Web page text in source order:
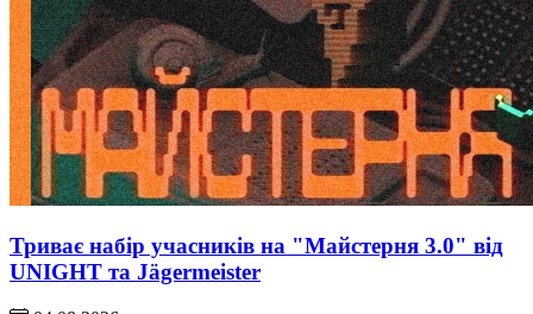
Триває набір учасників на "Майстерня 3.0" від
UNIGHT та Jägermeister